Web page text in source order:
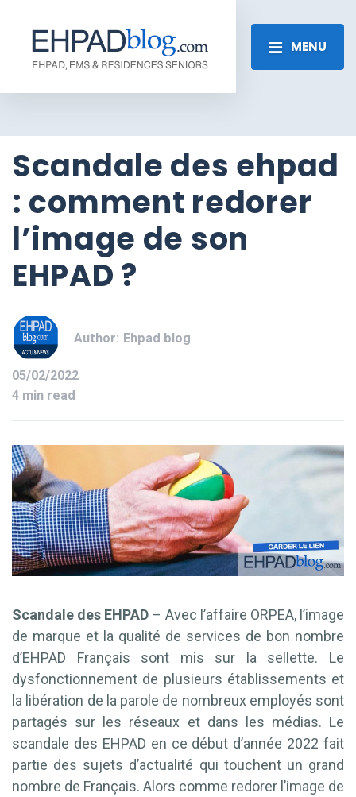
MENU
Scandale des ehpad
: comment redorer
l’image de son
EHPAD ?
Author: Ehpad blog
05/02/2022
4 min read
Scandale des EHPAD – Avec l’affaire ORPEA, l’image
de marque et la qualité de services de bon nombre
d’EHPAD Français sont mis sur la sellette. Le
dysfonctionnement de plusieurs établissements et
la libération de la parole de nombreux employés sont
partagés sur les réseaux et dans les médias. Le
scandale des EHPAD en ce début d’année 2022 fait
partie des sujets d’actualité qui touchent un grand
nombre de Français. Alors comme redorer l’image de